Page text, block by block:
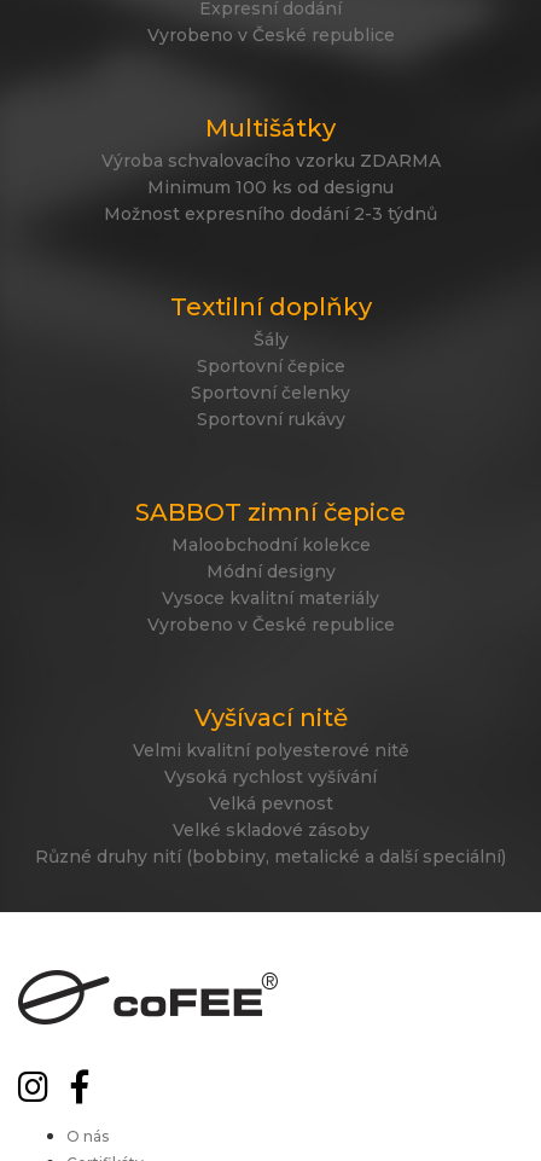
Expresní dodání
Vyrobeno v České republice
Multišátky
Výroba schvalovacího vzorku ZDARMA
Minimum 100 ks od designu
Možnost expresního dodání 2-3 týdnů
Textilní doplňky
Šály
Sportovní čepice
Sportovní čelenky
Sportovní rukávy
SABBOT zimní čepice
Maloobchodní kolekce
Módní designy
Vysoce kvalitní materiály
Vyrobeno v České republice
Vyšívací nitě
Velmi kvalitní polyesterové nitě
Vysoká rychlost vyšívání
Velká pevnost
Velké skladové zásoby
Různé druhy nití (bobbiny, metalické a další speciální)
O nás